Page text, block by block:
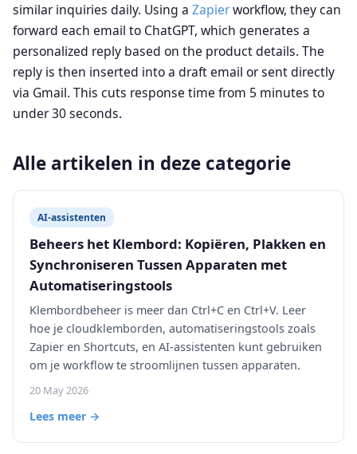
similar inquiries daily. Using a Zapierworkflow, they can
forward each email to ChatGPT, which generates a
personalized reply based on the product details. The
reply is then inserted into a draft email or sent directly
via Gmail. This cuts response time from 5 minutes to
under 30 seconds.
Alle artikelen in deze categorie
AI-assistenten
Beheers het Klembord: Kopiëren, Plakken en
Synchroniseren Tussen Apparaten met
Automatiseringstools
Klembordbeheer is meer dan Ctrl+C en Ctrl+V. Leer
hoe je cloudklemborden, automatiseringstools zoals
Zapier en Shortcuts, en AI-assistenten kunt gebruiken
om je workflow te stroomlijnen tussen apparaten.
20 May 2026
Lees meer →